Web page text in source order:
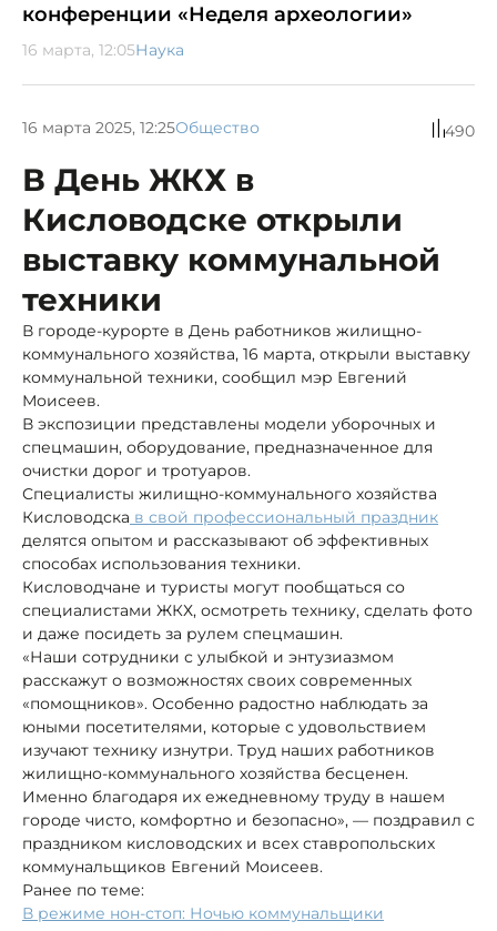
конференции «Неделя археологии»
16 марта, 12:05Наука
16 марта 2025, 12:25Общество 490
В День ЖКХ в
Кисловодске открыли
выставку коммунальной
техники
В городе-курорте в День работников жилищно-
коммунального хозяйства, 16 марта, открыли выставку
коммунальной техники, сообщил мэр Евгений
Моисеев.
В экспозиции представлены модели уборочных и
спецмашин, оборудование, предназначенное для
очистки дорог и тротуаров.
Специалисты жилищно-коммунального хозяйства
Кисловодска в свой профессиональный праздник
делятся опытом и рассказывают об эффективных
способах использования техники.
Кисловодчане и туристы могут пообщаться со
специалистами ЖКХ, осмотреть технику, сделать фото
и даже посидеть за рулем спецмашин.
«Наши сотрудники с улыбкой и энтузиазмом
расскажут о возможностях своих современных
«помощников». Особенно радостно наблюдать за
юными посетителями, которые с удовольствием
изучают технику изнутри. Труд наших работников
жилищно-коммунального хозяйства бесценен.
Именно благодаря их ежедневному труду в нашем
городе чисто, комфортно и безопасно», — поздравил с
праздником кисловодских и всех ставропольских
коммунальщиков Евгений Моисеев.
Ранее по теме:
В режиме нон-стоп: Ночью коммунальщики